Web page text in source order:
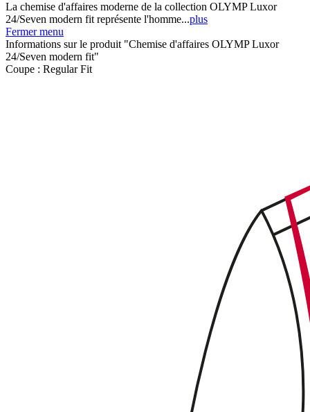
La chemise d'affaires moderne de la collection OLYMP Luxor
24/Seven modern fit représente l'homme...plus
Fermer menu
Informations sur le produit "Chemise d'affaires OLYMP Luxor
24/Seven modern fit"
Coupe : Regular Fit